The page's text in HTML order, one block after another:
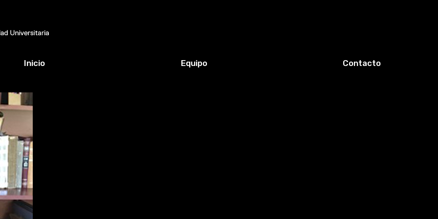
Inicio Equipo Contacto